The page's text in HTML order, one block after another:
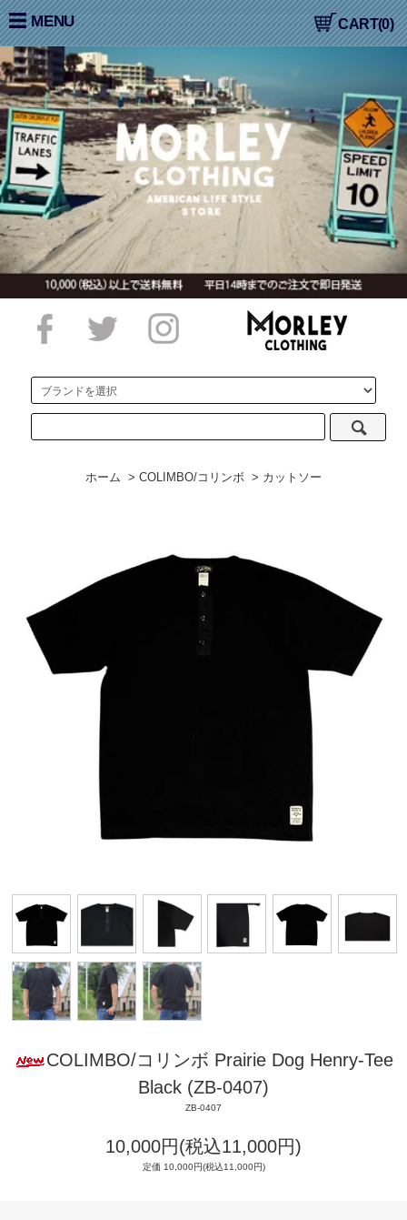
大阪高槻,国産ジーンズ,アメカジ,通販,販売, COLIMBO,コリン
ボ,WORKERS,ワーカーズ,LOOP&WEFT,ループ＆ウェフト CART(0)
MENU
ホーム > COLIMBO/コリンボ > カットソー
COLIMBO/コリンボ Prairie Dog Henry-Tee
Black (ZB-0407)
ZB-0407
10,000円(税込11,000円)
定価 10,000円(税込11,000円)